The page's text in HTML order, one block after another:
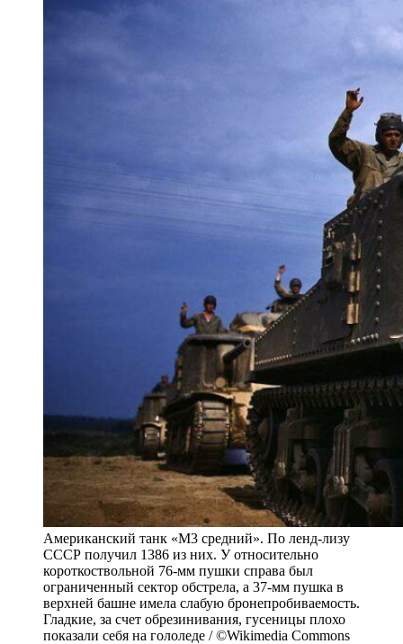
Американский танк «М3 средний». По ленд-лизу
СССР получил 1386 из них. У относительно
короткоствольной 76-мм пушки справа был
ограниченный сектор обстрела, а 37-мм пушка в
верхней башне имела слабую бронепробиваемость.
Гладкие, за счет обрезинивания, гусеницы плохо
показали себя на гололеде / ©Wikimedia Commons